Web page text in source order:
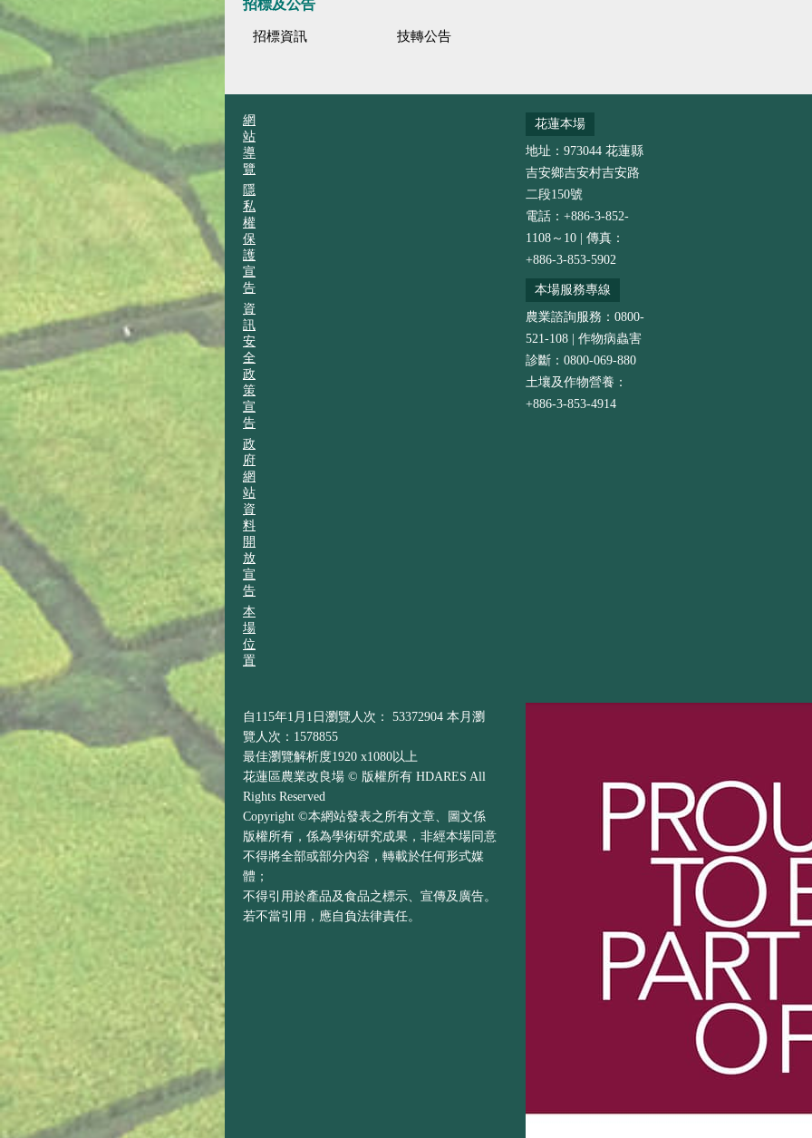
招標及公告
招標資訊 技轉公告
網
站
導
覽
隱
私
權
保
護
宣
告
資
訊
安
全
政
策
宣
告
政
府
網
站
資
料
開
放
宣
告
本
場
位
置
花蓮本場
地址：973044 花蓮縣
吉安鄉吉安村吉安路
二段150號
電話：+886-3-852-
1108～10 | 傳真：
+886-3-853-5902
本場服務專線
農業諮詢服務：0800-
521-108 | 作物病蟲害
診斷：0800-069-880
土壤及作物營養：
+886-3-853-4914
自115年1月1日瀏覽人次： 53372904 本月瀏
覽人次：1578855
最佳瀏覽解析度1920 x1080以上
花蓮區農業改良場 © 版權所有 HDARES All
Rights Reserved
Copyright ©本網站發表之所有文章、圖文係
版權所有，係為學術研究成果，非經本場同意
不得將全部或部分內容，轉載於任何形式媒
體；
不得引用於產品及食品之標示、宣傳及廣告。
若不當引用，應自負法律責任。